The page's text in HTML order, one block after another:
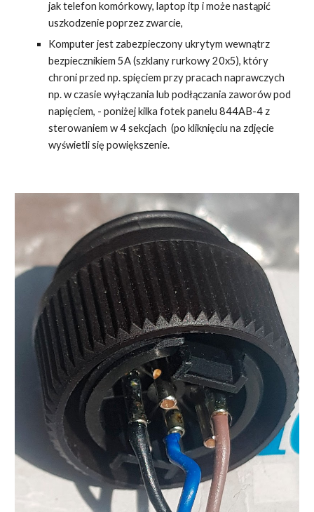
jak telefon komórkowy, laptop itp i może nastąpić
uszkodzenie poprzez zwarcie,
Komputer jest zabezpieczony ukrytym wewnątrz
bezpiecznikiem 5A (szklany rurkowy 20x5), który
chroni przed np. spięciem przy pracach naprawczych
np. w czasie wyłączania lub podłączania zaworów pod
napięciem, - poniżej kilka fotek panelu 844AB-4 z
sterowaniem w 4 sekcjach (po kliknięciu na zdjęcie
wyświetli się powiększenie.